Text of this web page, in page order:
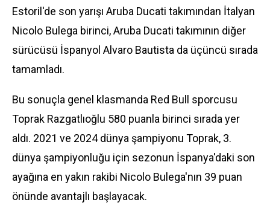
Estoril'de son yarışı Aruba Ducati takımından İtalyan
Nicolo Bulega birinci, Aruba Ducati takımının diğer
sürücüsü İspanyol Alvaro Bautista da üçüncü sırada
tamamladı.
Bu sonuçla genel klasmanda Red Bull sporcusu
Toprak Razgatlıoğlu 580 puanla birinci sırada yer
aldı. 2021 ve 2024 dünya şampiyonu Toprak, 3.
dünya şampiyonluğu için sezonun İspanya'daki son
ayağına en yakın rakibi Nicolo Bulega'nın 39 puan
önünde avantajlı başlayacak.